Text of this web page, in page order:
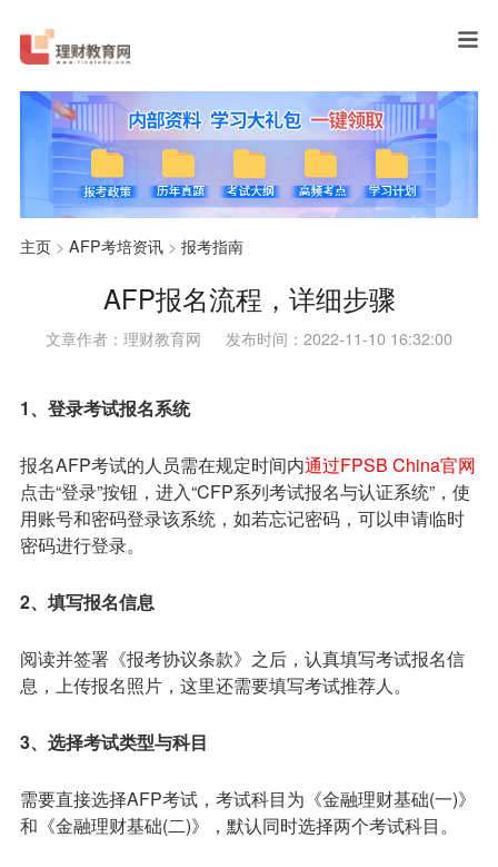
主页> AFP考培资讯> 报考指南
AFP报名流程，详细步骤
文章作者：理财教育网 发布时间：2022-11-10 16:32:00
1、登录考试报名系统
报名AFP考试的人员需在规定时间内通过FPSB China官网
点击“登录”按钮，进入“CFP系列考试报名与认证系统”，使
用账号和密码登录该系统，如若忘记密码，可以申请临时
密码进行登录。
2、填写报名信息
阅读并签署《报考协议条款》之后，认真填写考试报名信
息，上传报名照片，这里还需要填写考试推荐人。
3、选择考试类型与科目
需要直接选择AFP考试，考试科目为《金融理财基础(一)》
和《金融理财基础(二)》，默认同时选择两个考试科目。